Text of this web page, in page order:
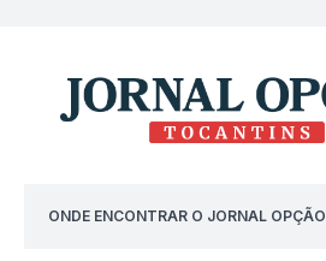
ONDE ENCONTRAR O JORNAL OPÇÃO